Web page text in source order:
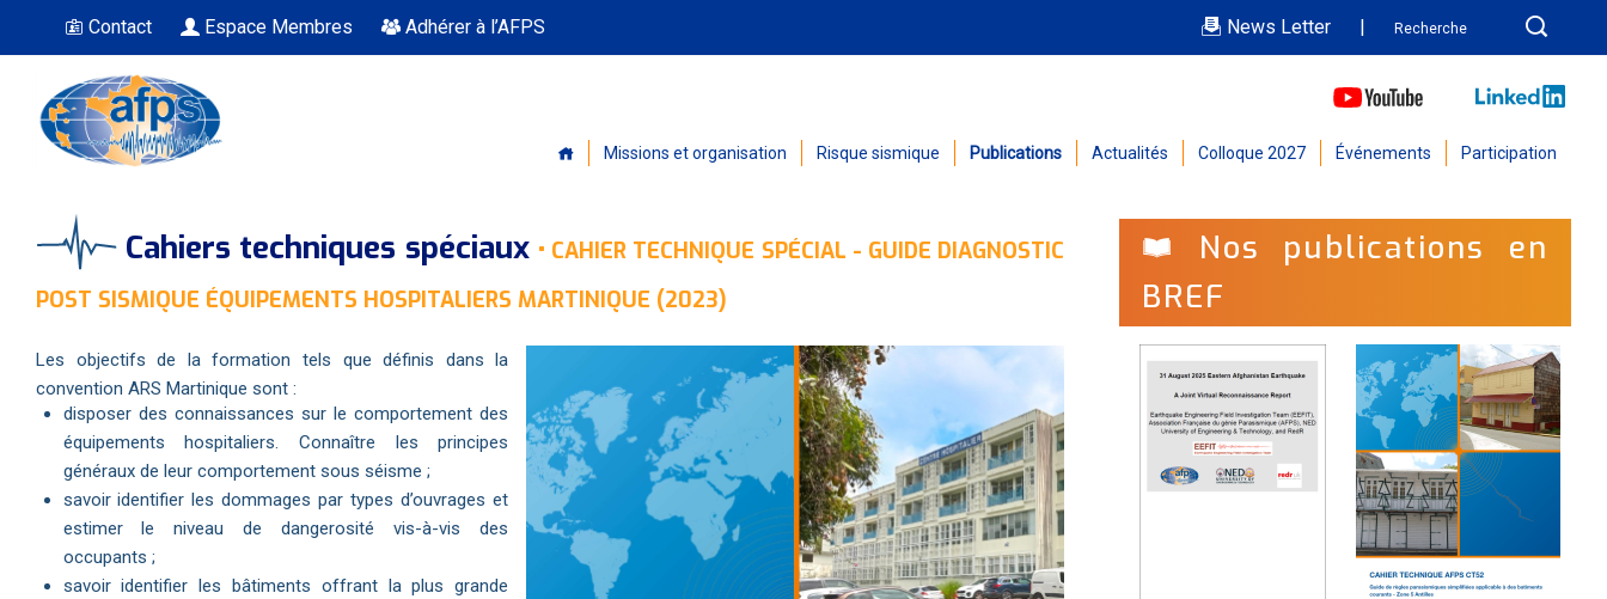
Contact Espace Membres Adhérer à l’AFPS News Letter |
Missions et organisation Risque sismique Publications Actualités Colloque 2027 Événements Participation
Vous êtes ici
Cahiers techniques spéciaux • CAHIER TECHNIQUE SPÉCIAL - GUIDE DIAGNOSTIC
POST SISMIQUE ÉQUIPEMENTS HOSPITALIERS MARTINIQUE (2023)
Les objectifs de la formation tels que définis dans la
convention ARS Martinique sont :
disposer des connaissances sur le comportement des
équipements hospitaliers. Connaître les principes
généraux de leur comportement sous séisme ;
savoir identifier les dommages par types d’ouvrages et
estimer le niveau de dangerosité vis-à-vis des
occupants ;
savoir identifier les bâtiments offrant la plus grande
Nos publications en
BREF